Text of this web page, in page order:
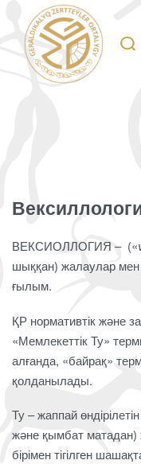
ВЕКСИОЛЛОГИЯ – («
шыққан) жалаулар мен
ғылым.
ҚР нормативтік және
«Мемлекеттік Ту»
алғанда, «байрақ»
қолданылады.
Ту – жаппай
және қымбат матадан)
бірімен тігілген